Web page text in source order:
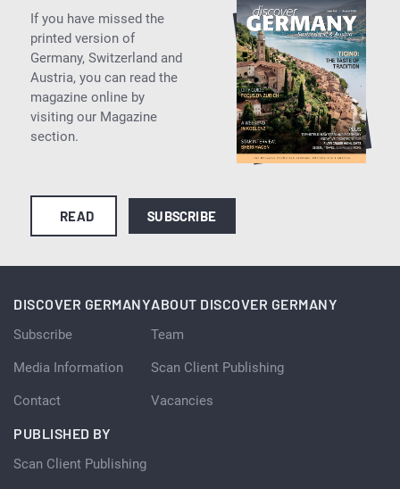
If you have missed the
printed version of
Germany, Switzerland and
Austria, you can read the
magazine online by
visiting our Magazine
section.
READ SUBSCRIBE
DISCOVER GERMANY
Subscribe
Media Information
Contact
ABOUT DISCOVER GERMANY
Team
Scan Client Publishing
Vacancies
PUBLISHED BY
Scan Client Publishing